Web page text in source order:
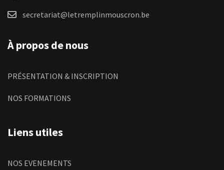
secretariat@letremplinmouscron.be
À propos de nous
PRÉSENTATION & INSCRIPTION
NOS FORMATIONS
Liens utiles
NOS EVENEMENTS